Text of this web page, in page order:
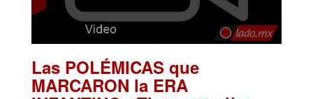
Las POLÉMICAS que
MARCARON la ERA